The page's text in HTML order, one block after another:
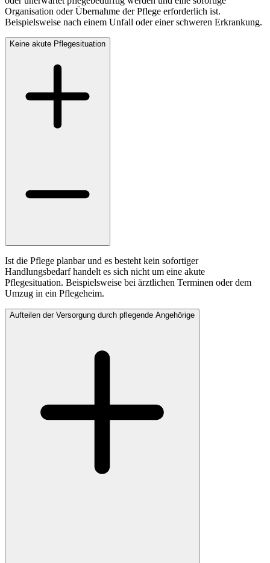
Organisation oder Übernahme der Pflege erforderlich ist.
Beispielsweise nach einem Unfall oder einer schweren Erkrankung.
Keine akute Pflegesituation
Ist die Pflege planbar und es besteht kein sofortiger
Handlungsbedarf handelt es sich nicht um eine akute
Pflegesituation. Beispielsweise bei ärztlichen Terminen oder dem
Umzug in ein Pflegeheim.
Aufteilen der Versorgung durch pflegende Angehörige